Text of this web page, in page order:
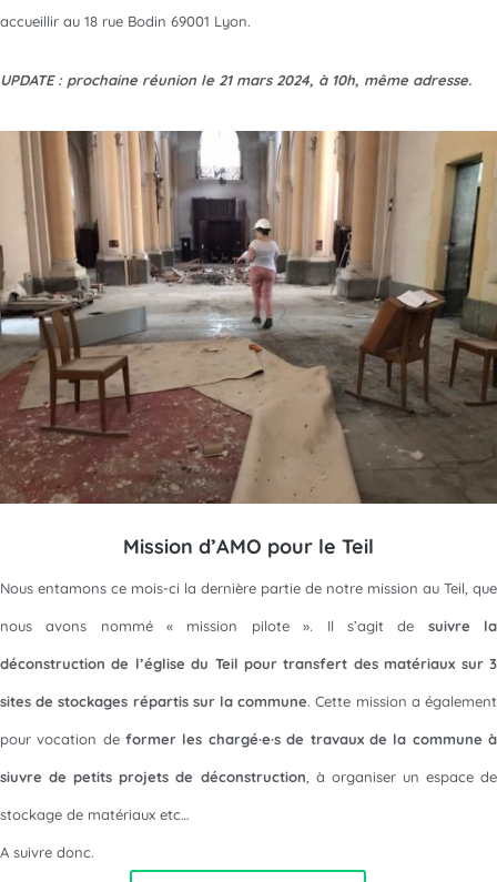
accueillir au 18 rue Bodin 69001 Lyon.
UPDATE : prochaine réunion le 21 mars 2024, à 10h, même adresse.
Mission d’AMO pour le Teil
Nous entamons ce mois-ci la dernière partie de notre mission au Teil, que
nous avons nommé « mission pilote ». Il s’agit de suivre la
déconstruction de l’église du Teil pour transfert des matériaux sur 3
sites de stockages répartis sur la commune. Cette mission a également
pour vocation deformer les chargé·e·s de travaux de la commune à
siuvre de petits projets de déconstruction, à organiser un espace de
stockage de matériaux etc…
A suivre donc.